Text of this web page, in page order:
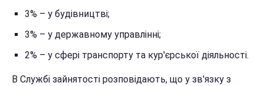
3% – у будівництві;
3% – у державному управлінні;
2% – у сфері транспорту та кур'єрської діяльності.
В Службі зайнятості розповідають, що у зв'язку з